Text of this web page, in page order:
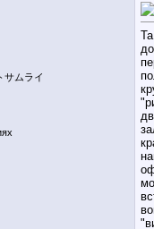
サムライ